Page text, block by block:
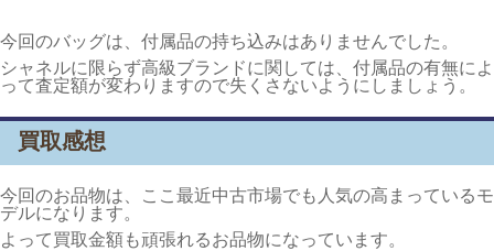
今回のバッグは、付属品の持ち込みはありませんでした。
シャネルに限らず高級ブランドに関しては、付属品の有無によ
って査定額が変わりますので失くさないようにしましょう。
買取感想
今回のお品物は、ここ最近中古市場でも人気の高まっているモ
デルになります。
よって買取金額も頑張れるお品物になっています。